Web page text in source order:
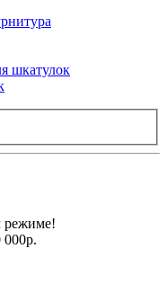
шкатулок
режиме!
000р.